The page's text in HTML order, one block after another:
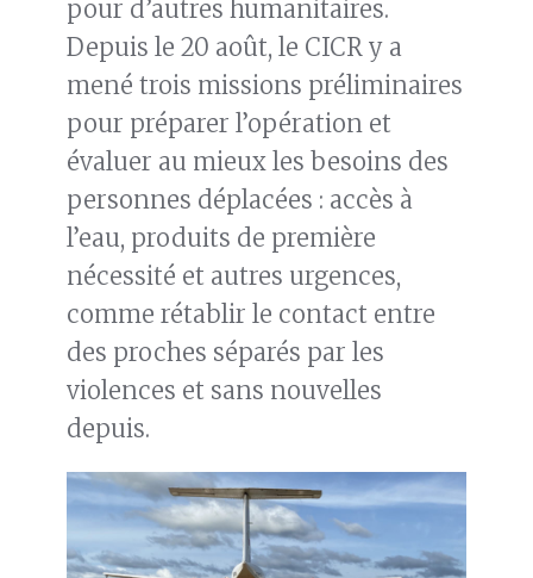
pour d’autres humanitaires.
Depuis le 20 août, le CICR y a
mené trois missions préliminaires
pour préparer l’opération et
évaluer au mieux les besoins des
personnes déplacées : accès à
l’eau, produits de première
nécessité et autres urgences,
comme rétablir le contact entre
des proches séparés par les
violences et sans nouvelles
depuis.